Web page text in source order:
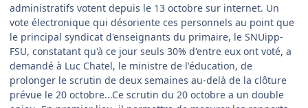
administratifs votent depuis le 13 octobre sur internet. Un
vote électronique qui désoriente ces personnels au point que
le principal syndicat d'enseignants du primaire, le SNUipp-
FSU, constatant qu'à ce jour seuls 30% d'entre eux ont voté, a
demandé à Luc Chatel, le ministre de l'éducation, de
prolonger le scrutin de deux semaines au-delà de la clôture
prévue le 20 octobre...Ce scrutin du 20 octobre a un double